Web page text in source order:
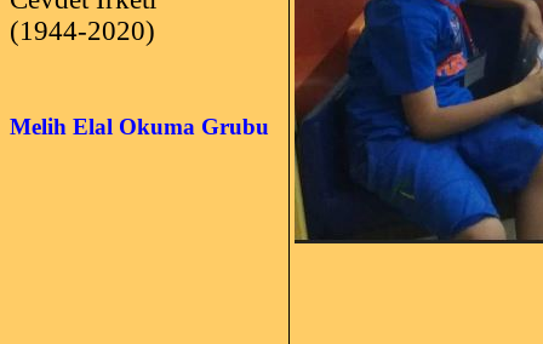
(1944-2020)
Melih Elal Okuma Grubu